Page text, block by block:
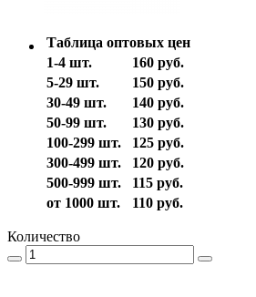
Таблица оптовых цен
1-4 шт.
160 руб.
5-29 шт.
150 руб.
30-49 шт.
140 руб.
50-99 шт.
130 руб.
100-299 шт.
125 руб.
300-499 шт.
120 руб.
500-999 шт.
115 руб.
от 1000 шт.
110 руб.
Количество